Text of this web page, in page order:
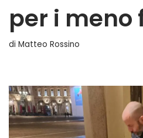
per i
di Matteo Rossino